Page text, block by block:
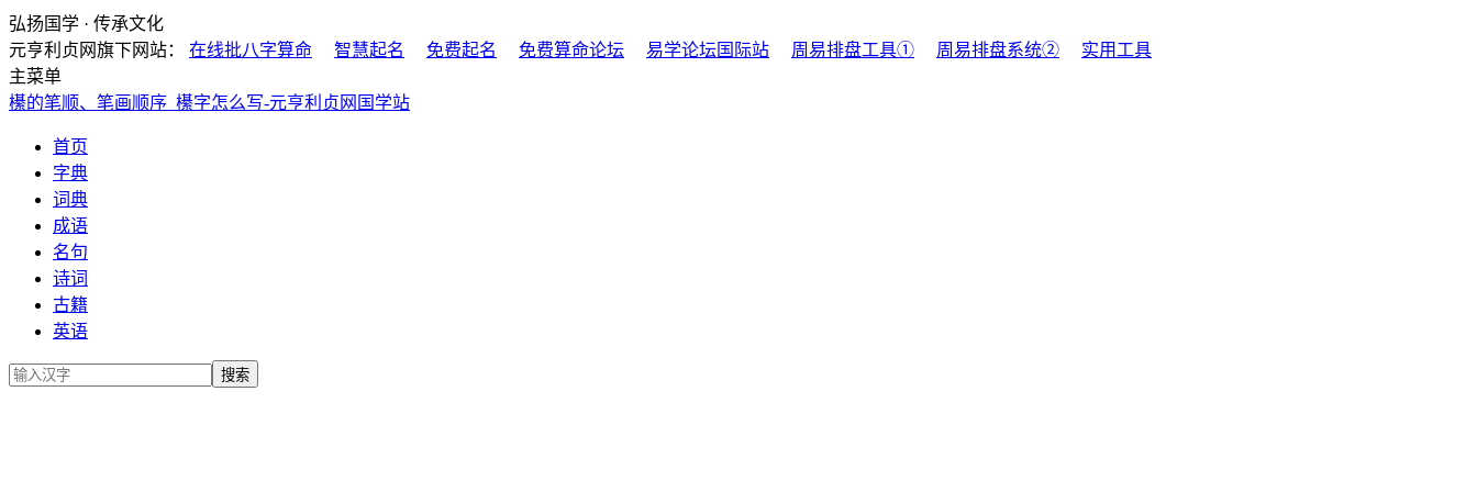
弘扬国学 · 传承文化
元亨利贞网旗下网站： 在线批八字算命 智慧起名 免费起名 免费算命论坛 易学论坛国际站 周易排盘工具① 周易排盘系统②
实用工具
主菜单
櫀的笔顺、笔画顺序_櫀字怎么写-元亨利贞网国学站
首页
字典
词典
成语
名句
诗词
古籍
英语